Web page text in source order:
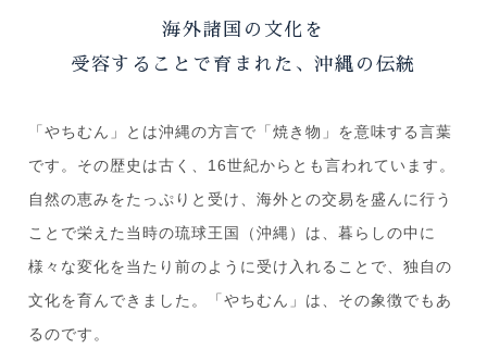
海外諸国の文化を
受容することで育まれた、沖縄の伝統
「やちむん」とは沖縄の方言で「焼き物」を意味する言葉
です。その歴史は古く、16世紀からとも言われています。
自然の恵みをたっぷりと受け、海外との交易を盛んに行う
ことで栄えた当時の琉球王国（沖縄）は、暮らしの中に
様々な変化を当たり前のように受け入れることで、独自の
文化を育んできました。「やちむん」は、その象徴でもあ
るのです。